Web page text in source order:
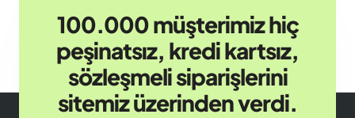
100.000 müşterimiz hiç
peşinatsız, kredi kartsız,
sözleşmeli siparişlerini
sitemiz üzerinden verdi.